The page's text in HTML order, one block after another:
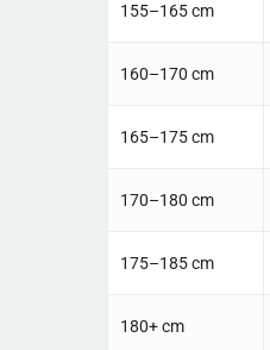
155–165 cm
160–170 cm
165–175 cm
170–180 cm
175–185 cm
180+ cm